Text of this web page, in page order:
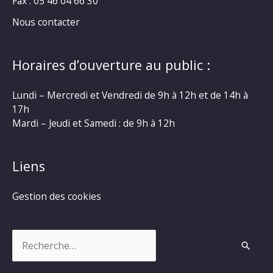
Nous contacter
Horaires d’ouverture au public :
Lundi – Mercredi et Vendredi de 9h à 12h et de 14h à
17h
Mardi – Jeudi et Samedi : de 9h à 12h
Liens
Gestion des cookies